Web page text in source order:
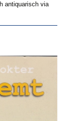
antiquarisch via